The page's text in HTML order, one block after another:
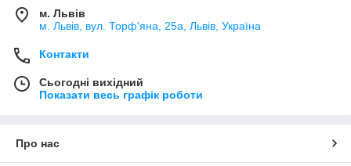
м. Львів
м. Львів, вул. Торф'яна, 25а, Львів, Україна
Контакти
Сьогодні вихідний
Показати весь графік роботи
Про нас